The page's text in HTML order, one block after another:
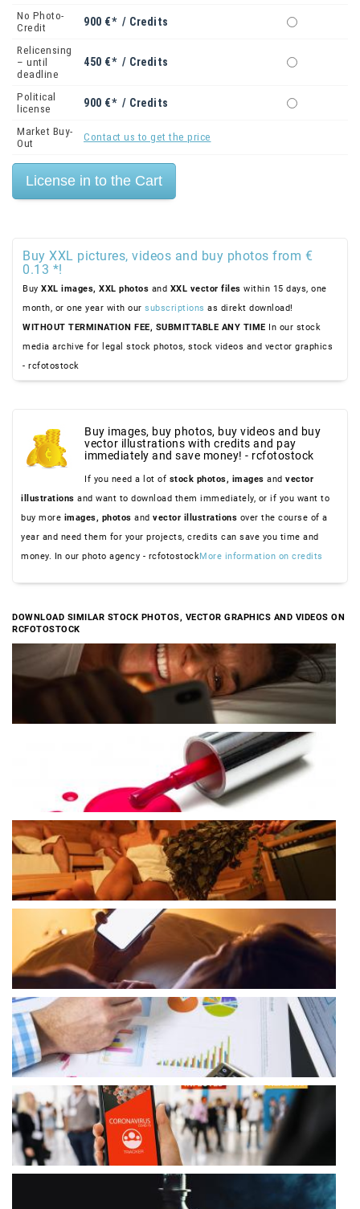
No Photo-
Credit
900 €* / Credits
Relicensing
– until
deadline
450 €* / Credits
Political
license
900 €* / Credits
Market Buy-
Out
Contact us to get the price
Buy XXL pictures, videos and buy photos from €
0.13 *!
Buy XXL images, XXL photos and XXL vector files within 15 days, one
month, or one year with our subscriptions as direkt download!
WITHOUT TERMINATION FEE, SUBMITTABLE ANY TIME In our stock
media archive for legal stock photos, stock videos and vector graphics
- rcfotostock
Buy images, buy photos, buy videos and buy
vector illustrations with credits and pay
immediately and save money! - rcfotostock
If you need a lot of stock photos, images and vector
illustrations and want to download them immediately, or if you want to
buy more images, photos and vector illustrations over the course of a
year and need them for your projects, credits can save you time and
money. In our photo agency - rcfotostockMore information on credits
DOWNLOAD SIMILAR STOCK PHOTOS, VECTOR GRAPHICS AND VIDEOS ON
RCFOTOSTOCK